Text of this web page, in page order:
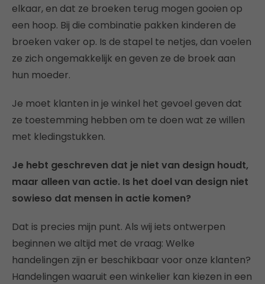
elkaar, en dat ze broeken terug mogen gooien op
een hoop. Bij die combinatie pakken kinderen de
broeken vaker op. Is de stapel te netjes, dan voelen
ze zich ongemakkelijk en geven ze de broek aan
hun moeder.
Je moet klanten in je winkel het gevoel geven dat
ze toestemming hebben om te doen wat ze willen
met kledingstukken.
Je hebt geschreven dat je niet van design houdt,
maar alleen van actie. Is het doel van design niet
sowieso dat mensen in actie komen?
Dat is precies mijn punt. Als wij iets ontwerpen
beginnen we altijd met de vraag: Welke
handelingen zijn er beschikbaar voor onze klanten?
Handelingen waaruit een winkelier kan kiezen in een